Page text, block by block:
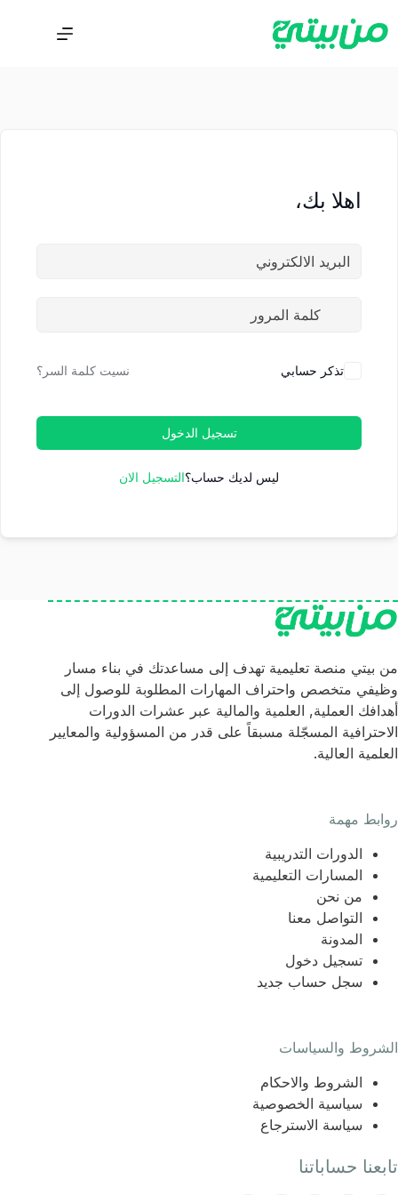
اهلا بك،
تذكر حسابي نسيت كلمة السر؟
تسجيل الدخول
ليس لديك حساب؟التسجيل الان
من بيتي منصة تعليمية تهدف إلى مساعدتك في بناء مسار
وظيفي متخصص واحتراف المهارات المطلوبة للوصول إلى
أهدافك العملية, العلمية والمالية عبر عشرات الدورات
الاحترافية المسجّلة مسبقاً على قدر من المسؤولية والمعايير
العلمية العالية.
روابط مهمة
الدورات التدريبية
المسارات التعليمية
من نحن
التواصل معنا
المدونة
تسجيل دخول
سجل حساب جديد
الشروط والسياسات
الشروط والاحكام
سياسية الخصوصية
سياسة الاسترجاع
تابعنا حساباتنا